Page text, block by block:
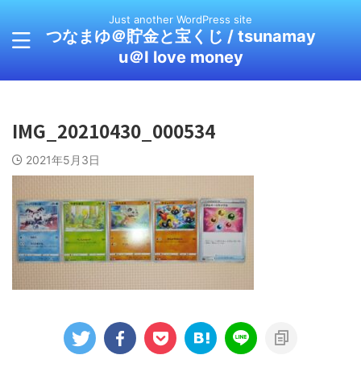
Just another WordPress site
つなまゆ＠貯金と宝くじ / tsunamay
u＠I love money
IMG_20210430_000534
2021年5月3日